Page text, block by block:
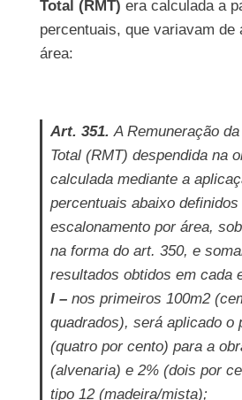
Total (RMT) era calculada a
percentuais, que variavam de
área:
Art. 351.A Remuneração
Total (RMT) despendida na
calculada mediante a
percentuais abaixo
escalonamento por área,
na forma do art. 350, e
resultados obtidos em cada
I –nos primeiros 100m2
quadrados), será aplicado o
(quatro por cento) para a
(alvenaria) e 2% (dois por
tipo 12 (madeira/mista);